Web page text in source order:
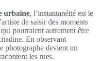
urbaine, l’instantanéité est le
de saisir des moments
pourraient autrement être
En observant
photographe devient un
les rues.